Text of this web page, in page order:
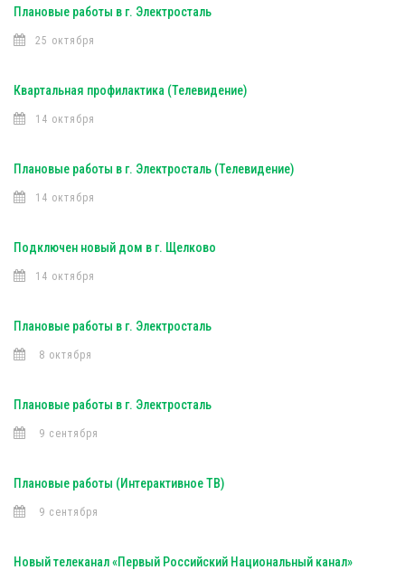
Плановые работы в г. Электросталь
25 октября
Квартальная профилактика (Телевидение)
14 октября
Плановые работы в г. Электросталь (Телевидение)
14 октября
Подключен новый дом в г. Щелково
14 октября
Плановые работы в г. Электросталь
8 октября
Плановые работы в г. Электросталь
9 сентября
Плановые работы (Интерактивное ТВ)
9 сентября
Новый телеканал «Первый Российский Национальный канал»